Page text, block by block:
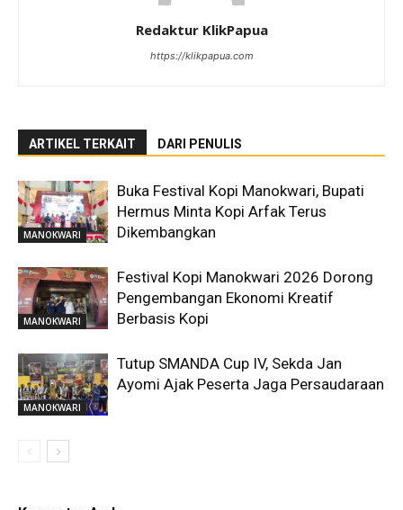
Redaktur KlikPapua
https://klikpapua.com
ARTIKEL TERKAIT DARI PENULIS
MANOKWARI
Buka Festival Kopi Manokwari, Bupati
Hermus Minta Kopi Arfak Terus
Dikembangkan
MANOKWARI
Festival Kopi Manokwari 2026 Dorong
Pengembangan Ekonomi Kreatif
Berbasis Kopi
MANOKWARI
Tutup SMANDA Cup IV, Sekda Jan
Ayomi Ajak Peserta Jaga Persaudaraan